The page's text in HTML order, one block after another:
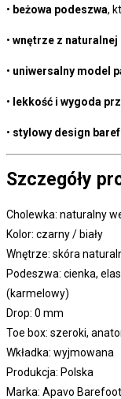
• beżowa podeszwa,
• wnętrze z
• uniwersalny model
• lekkość i wygoda
• stylowy design
Szczegóły
Cholewka: naturalny
Kolor: czarny / biały
Wnętrze: skóra
Podeszwa: cienka,
(karmelowy)
Drop: 0 mm
Toe box: szeroki,
Wkładka: wyjmowana
Produkcja: Polska
Marka: Apavo Barefoot